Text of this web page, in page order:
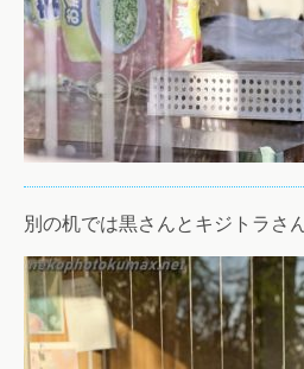
別の机では黒さんとキジトラさ